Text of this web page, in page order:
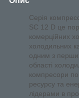
Серія
SC 12 D це
комерційних
холодильних
одним з
області
компресори
ресурсу та
лідерами в